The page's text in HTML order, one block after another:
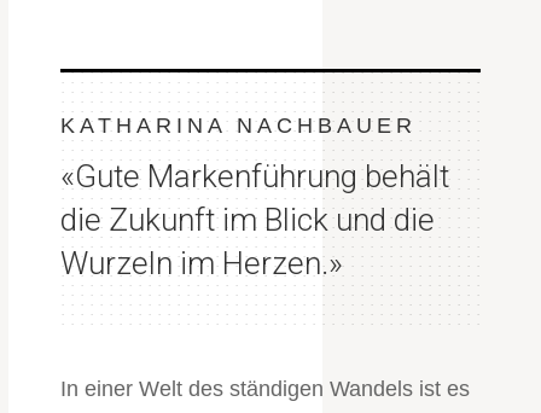
KATHARINA NACHBAUER
«Gute Markenführung behält
die Zukunft im Blick und die
Wurzeln im Herzen.»
In einer Welt des ständigen Wandels ist es